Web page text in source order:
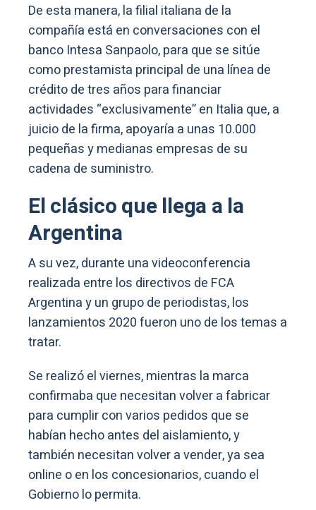
De esta manera, la filial italiana de la
compañía está en conversaciones con el
banco Intesa Sanpaolo, para que se sitúe
como prestamista principal de una línea de
crédito de tres años para financiar
actividades “exclusivamente” en Italia que, a
juicio de la firma, apoyaría a unas 10.000
pequeñas y medianas empresas de su
cadena de suministro.
El clásico que llega a la
Argentina
A su vez, durante una videoconferencia
realizada entre los directivos de FCA
Argentina y un grupo de periodistas, los
lanzamientos 2020 fueron uno de los temas a
tratar.
Se realizó el viernes, mientras la marca
confirmaba que necesitan volver a fabricar
para cumplir con varios pedidos que se
habían hecho antes del aislamiento, y
también necesitan volver a vender, ya sea
online o en los concesionarios, cuando el
Gobierno lo permita.